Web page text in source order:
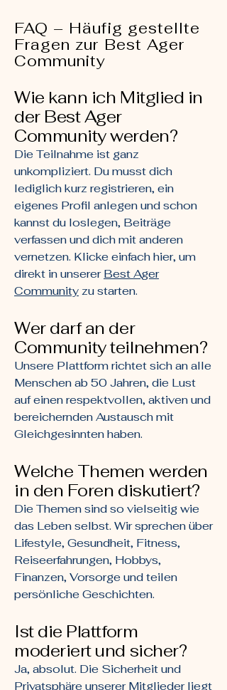
FAQ – Häufig gestellte
Fragen zur Best Ager
Community
Wie kann ich Mitglied in
der Best Ager
Community werden?
Die Teilnahme ist ganz
unkompliziert. Du musst dich
lediglich kurz registrieren, ein
eigenes Profil anlegen und schon
kannst du loslegen, Beiträge
verfassen und dich mit anderen
vernetzen. Klicke einfach hier, um
direkt in unsererBest Ager
Communityzu starten.
Wer darf an der
Community teilnehmen?
Unsere Plattform richtet sich an alle
Menschen ab 50 Jahren, die Lust
auf einen respektvollen, aktiven und
bereichernden Austausch mit
Gleichgesinnten haben.
Welche Themen werden
in den Foren diskutiert?
Die Themen sind so vielseitig wie
das Leben selbst. Wir sprechen über
Lifestyle, Gesundheit, Fitness,
Reiseerfahrungen, Hobbys,
Finanzen, Vorsorge und teilen
persönliche Geschichten.
Ist die Plattform
moderiert und sicher?
Ja, absolut. Die Sicherheit und
Privatsphäre unserer Mitglieder liegt